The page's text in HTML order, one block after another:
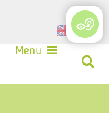
Login
Menu